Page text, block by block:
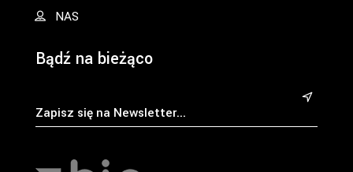
NAS
Bądź na bieżąco
&